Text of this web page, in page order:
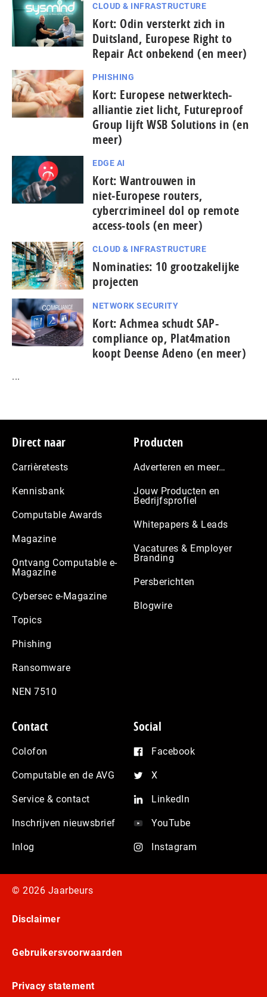
CLOUD & INFRASTRUCTURE
Kort: Odin versterkt zich in
Duitsland, Europese Right to
Repair Act onbekend (en meer)
PHISHING
Kort: Europese netwerktech-
alliantie ziet licht, Futureproof
Group lijft WSB Solutions in (en
meer)
EDGE AI
Kort: Wantrouwen in
niet‑Europese routers,
cybercrimineel dol op remote
access-tools (en meer)
CLOUD & INFRASTRUCTURE
Nominaties: 10 grootzakelijke
projecten
NETWORK SECURITY
Kort: Achmea schudt SAP-
compliance op, Plat4mation
koopt Deense Adeno (en meer)
...
Footer
Direct naar
Carrièretests
Kennisbank
Computable Awards
Magazine
Ontvang Computable e-
Magazine
Cybersec e-Magazine
Topics
Phishing
Ransomware
NEN 7510
Producten
Adverteren en meer…
Jouw Producten en
Bedrijfsprofiel
Whitepapers & Leads
Vacatures & Employer
Branding
Persberichten
Blogwire
Contact
Colofon
Computable en de AVG
Service & contact
Inschrijven nieuwsbrief
Inlog
Social
Facebook
X
LinkedIn
YouTube
Instagram
© 2026 Jaarbeurs
Disclaimer
Gebruikersvoorwaarden
Privacy statement